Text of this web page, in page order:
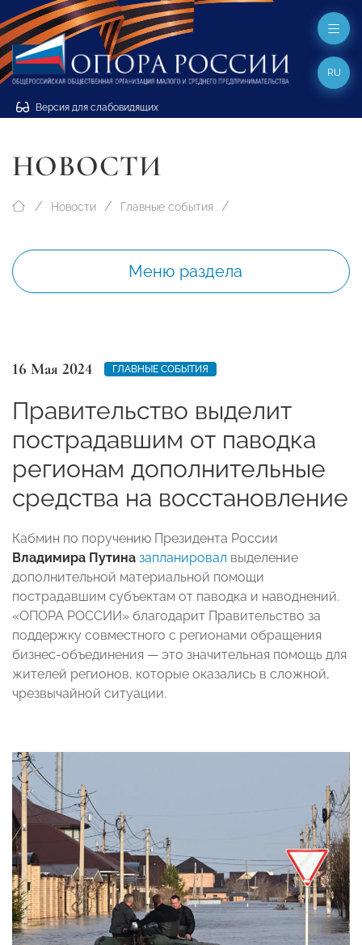
Версия для слабовидящих
RU
НОВОСТИ
Новости Главные события
Меню раздела
16 Мая 2024 ГЛАВНЫЕ СОБЫТИЯ
Правительство выделит
пострадавшим от паводка
регионам дополнительные
средства на восстановление
Кабмин по поручению Президента России
Владимира Путина запланировал выделение
дополнительной материальной помощи
пострадавшим субъектам от паводка и наводнений.
«ОПОРА РОССИИ» благодарит Правительство за
поддержку совместного с регионами обращения
бизнес-объединения — это значительная помощь для
жителей регионов, которые оказались в сложной,
чрезвычайной ситуации.